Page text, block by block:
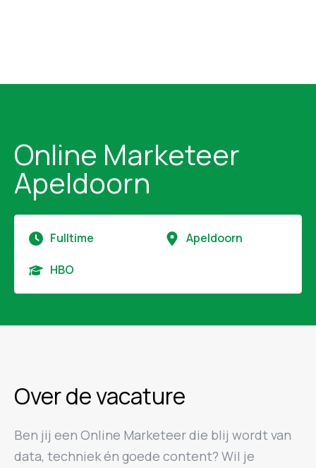
Online Marketeer
Apeldoorn
Fulltime Apeldoorn
HBO
Over de vacature
Ben jij een Online Marketeer die blij wordt van
data, techniek én goede content? Wil je